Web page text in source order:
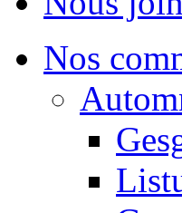
Nos